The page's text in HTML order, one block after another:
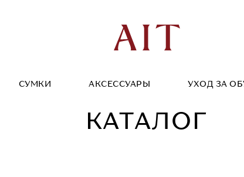
СУМКИ АКСЕССУАРЫ УХОД ЗА
КАТАЛОГ